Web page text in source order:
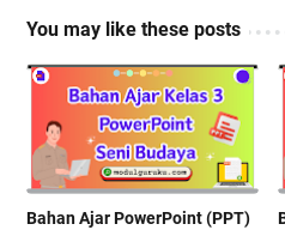
You may like these posts
Bahan Ajar PowerPoint (PPT)